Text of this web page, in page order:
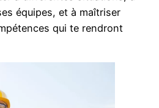
équipes, et à maîtriser
qui te rendront